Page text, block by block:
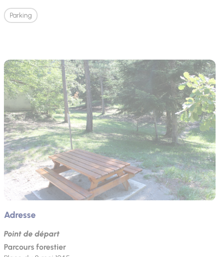
Parking
Adresse
Point de départ
Parcours forestier